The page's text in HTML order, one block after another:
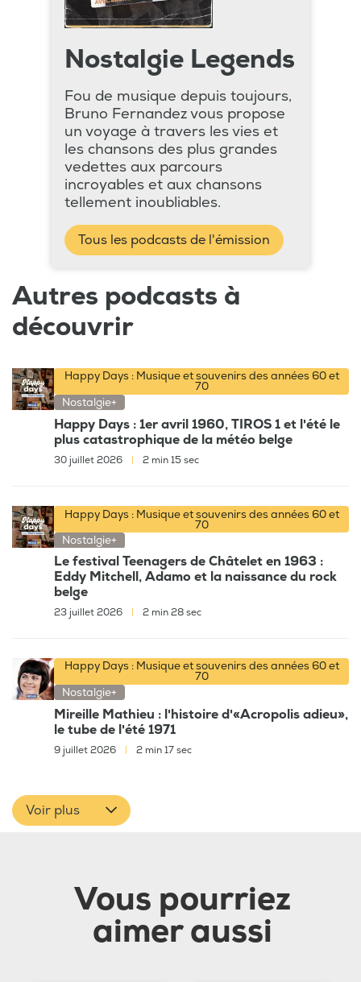
Nostalgie Legends
Fou de musique depuis toujours,
Bruno Fernandez vous propose
un voyage à travers les vies et
les chansons des plus grandes
vedettes aux parcours
incroyables et aux chansons
tellement inoubliables.
Tous les podcasts de l'émission
Autres podcasts à
découvrir
Happy Days : Musique et souvenirs des années 60 et
70
Nostalgie+
Happy Days : 1er avril 1960, TIROS 1 et l'été le
plus catastrophique de la météo belge
30 juillet 2026 2 min 15 sec
Happy Days : Musique et souvenirs des années 60 et
70
Nostalgie+
Le festival Teenagers de Châtelet en 1963 :
Eddy Mitchell, Adamo et la naissance du rock
belge
23 juillet 2026 2 min 28 sec
Happy Days : Musique et souvenirs des années 60 et
70
Nostalgie+
Mireille Mathieu : l'histoire d'«Acropolis adieu»,
le tube de l'été 1971
9 juillet 2026 2 min 17 sec
Voir plus
Vous pourriez
aimer aussi